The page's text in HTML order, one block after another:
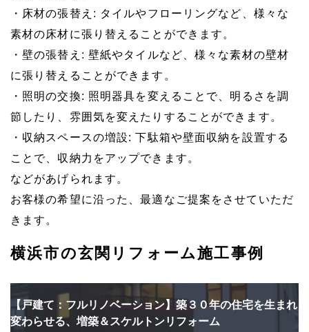
・床材の張替え: タイルやフローリングなど、様々な
素材の床材に張り替えることができます。
・壁の張替え: 壁紙やタイルなど、様々な素材の壁材
に張り替えることができます。
・照明の交換: 照明器具を変えることで、明るさを調
節したり、雰囲気を変えたりすることができます。
・収納スペースの増設: 下駄箱や壁面収納を設置する
ことで、収納力をアップできます。
などがあげられます。
お客様の希望に沿った、最適なご提案をさせていただ
きます。
横浜市の玄関リフォーム施工事例
【戸建て：フルリノベーション】築３０年の住宅を生まれ
変わらせる、増築＆スケルトンリフォーム